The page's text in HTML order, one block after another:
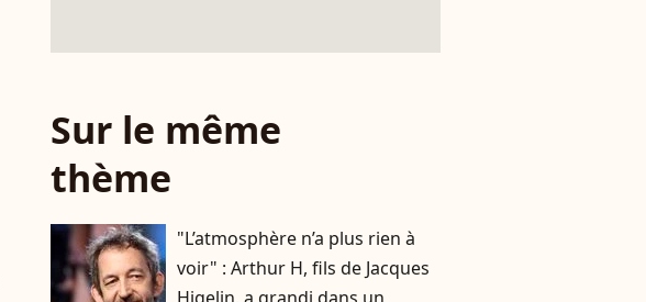
Sur le même
thème
"L’atmosphère n’a plus rien à
voir" : Arthur H, fils de Jacques